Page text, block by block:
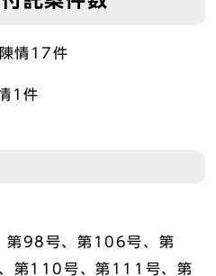
情17件
1件
第98号、第106号、第
第110号、第111号、第